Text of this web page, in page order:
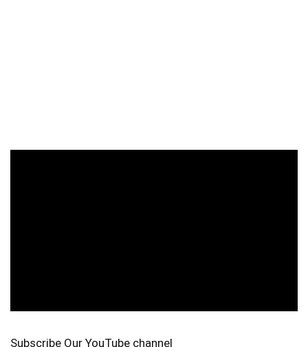
Subscribe Our YouTube channel